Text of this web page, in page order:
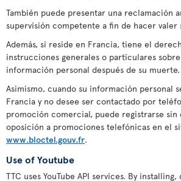
También puede presentar una reclamación
supervisión competente a fin de hacer valer
Además, si reside en Francia, tiene el
instrucciones generales o particulares
información personal después de su muerte.
Asimismo, cuando su información personal
Francia y no desee ser contactado por
promoción comercial, puede registrarse sin
oposición a promociones telefónicas en el
www.bloctel.gouv.fr.
Use of Youtube
TTC uses YouTube API services. By